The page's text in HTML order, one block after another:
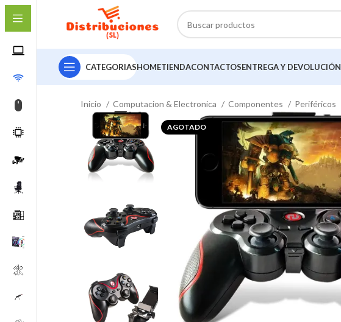
CATEGORIASHOMETIENDACONTACTOSENTREGA Y DEVOLUCIÓN
Inicio Computacion & Electronica Componentes Periféricos
AGOTADO